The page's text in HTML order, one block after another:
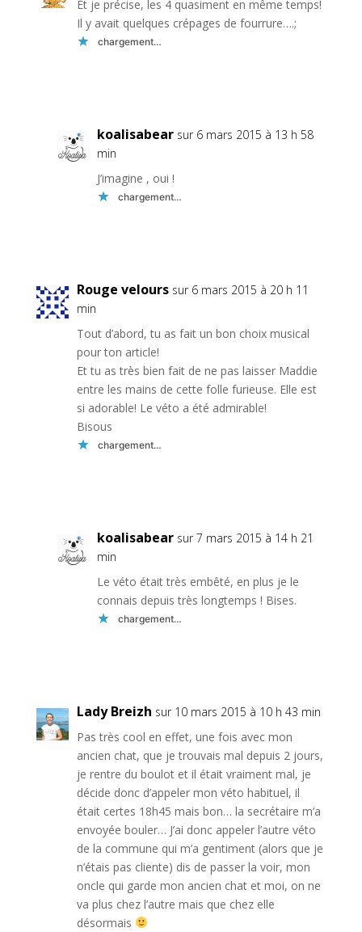
Et je précise, les 4 quasiment en même temps!
Il y avait quelques crépages de fourrure….;
chargement…
koalisabear sur 6 mars 2015 à 13 h 58
min
J’imagine , oui !
chargement…
Rouge velours sur 6 mars 2015 à 20 h 11
min
Tout d’abord, tu as fait un bon choix musical
pour ton article!
Et tu as très bien fait de ne pas laisser Maddie
entre les mains de cette folle furieuse. Elle est
si adorable! Le véto a été admirable!
Bisous
chargement…
koalisabear sur 7 mars 2015 à 14 h 21
min
Le véto était très embêté, en plus je le
connais depuis très longtemps ! Bises.
chargement…
Lady Breizh sur 10 mars 2015 à 10 h 43 min
Pas très cool en effet, une fois avec mon
ancien chat, que je trouvais mal depuis 2 jours,
je rentre du boulot et il était vraiment mal, je
décide donc d’appeler mon véto habituel, il
était certes 18h45 mais bon… la secrétaire m’a
envoyée bouler… J’ai donc appeler l’autre véto
de la commune qui m’a gentiment (alors que je
n’étais pas cliente) dis de passer la voir, mon
oncle qui garde mon ancien chat et moi, on ne
va plus chez l’autre mais que chez elle
désormais